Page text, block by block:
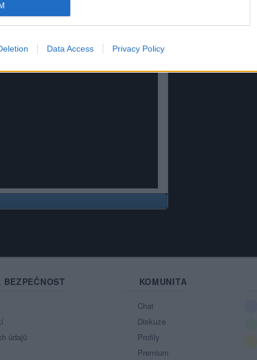
Data Access Privacy Policy
údajů
KOMUNITA
Chat
Diskuze
Profily
Premium